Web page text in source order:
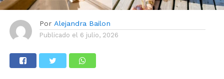
Por Alejandra Bailon
Publicado el 6 julio, 2026